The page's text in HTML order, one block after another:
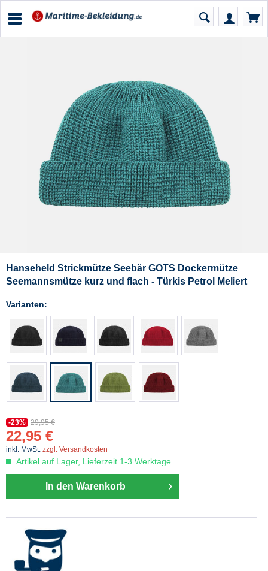
Hanseheld Strickmütze Seebär GOTS Dockermütze
Seemannsmütze kurz und flach - Türkis Petrol Meliert
Varianten:
-23% 29,95 €
22,95 €
inkl. MwSt. zzgl. Versandkosten
Artikel auf Lager, Lieferzeit 1-3 Werktage
In den Warenkorb